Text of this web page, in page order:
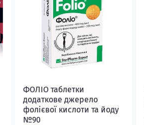
ФОЛІО таблетки
додаткове джерело
фолієвої кислоти та йоду
№90